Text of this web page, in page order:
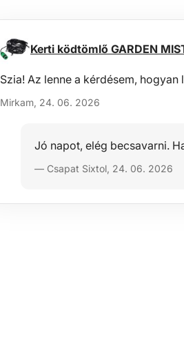
Kerti ködtömlő GARDEN
Szia! Az lenne a kérdésem,
Mirkam, 24. 06. 2026
Jó napot, elég becsavarni.
— Csapat Sixtol, 24. 06. 2026